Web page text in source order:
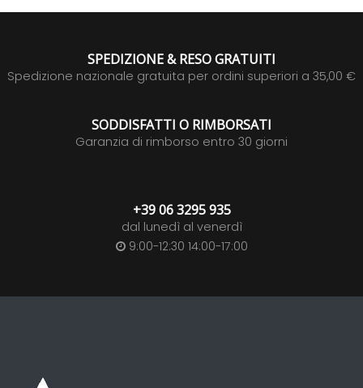
SPEDIZIONE & RESO GRATUITI
Spedizione nazionale gratuita per ordini superiori a 35,00 €
SODDISFATTI O RIMBORSATI
Garanzia di rimborso entro 30 giorni
+39 06 3295 935
dal lunedì al venerdì
9:00-12:30 14:00-17:00